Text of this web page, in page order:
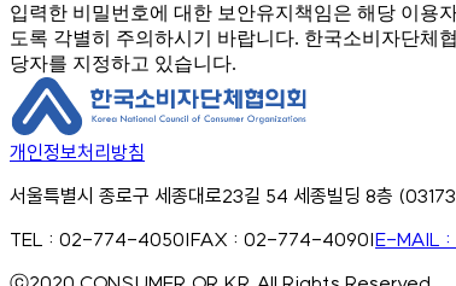
입력한 비밀번호에 대한 보안유지책임은 해당 이용
도록 각별히 주의하시기 바랍니다. 한국소비자단체
당자를 지정하고 있습니다.
개인정보처리방침
서울특별시 종로구 세종대로23길 54 세종빌딩 8층
TEL : 02-774-4050|FAX : 02-774-4090|E-MAIL